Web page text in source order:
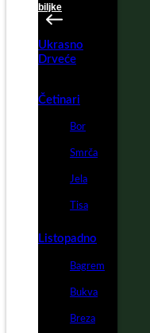
biljke
Ukrasno
Drveće
Četinari
Bor
Smrča
Jela
Tisa
Listopadno
Bagrem
Bukva
Breza